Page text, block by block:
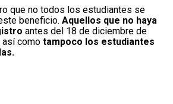
que no todos los estudiantes se
beneficio. Aquellos que no haya
antes del 18 de diciembre de
así como tampoco los estudiantes